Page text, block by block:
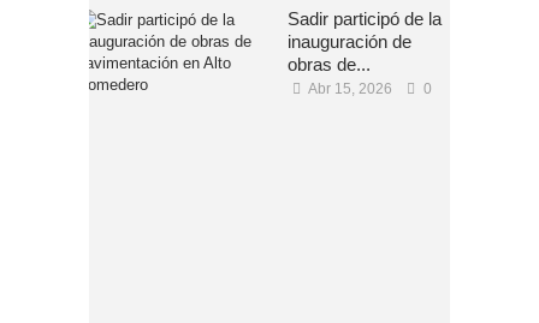
Sadir participó de la
inauguración de
obras de...
Abr 15, 2026 0